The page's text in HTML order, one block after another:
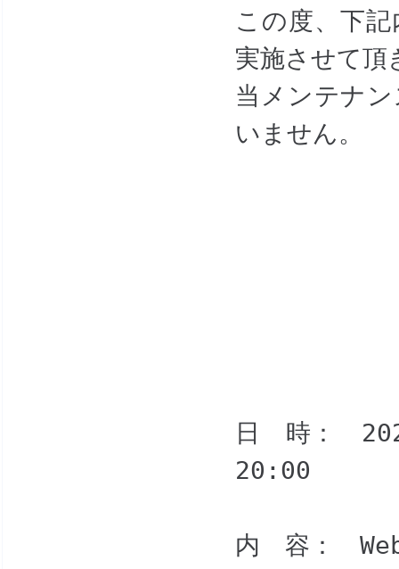
この度、下
実施させて頂
当メンテナ
いません。
日 時：
20:00
内 容： Web